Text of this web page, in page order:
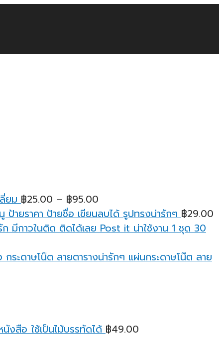
ยม ฿25.00 – ฿95.00
range:
฿25.00
฿95.00
ป้ายราคา ป้ายชื่อ เขียนลบได้ รูปทรงน่ารักๆ ฿29.00
มีกาวในติด ติดได้เลย Post it น่าใช้งาน 1 ชุด 30
กระดาษโน๊ต ลายตารางน่ารักๆ แผ่นกระดาษโน๊ต ลาย
งสือ ใช้เป็นไม้บรรทัดได้ ฿49.00